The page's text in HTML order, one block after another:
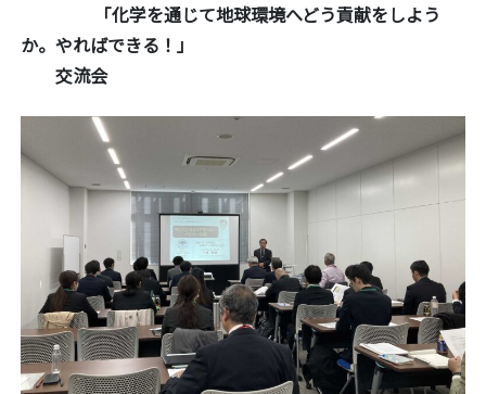
「化学を通じて地球環境へどう貢献をしよう
か。やればできる！」
交流会